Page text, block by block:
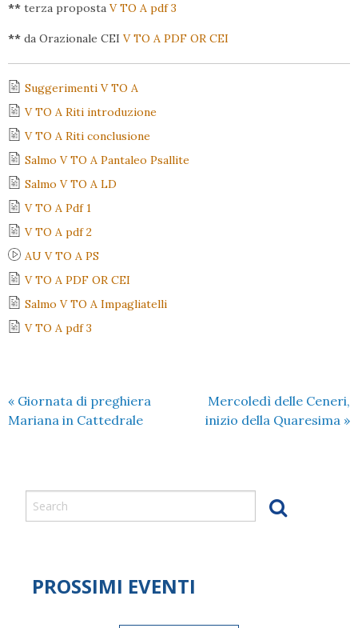
** terza proposta V TO A pdf 3
** da Orazionale CEI V TO A PDF OR CEI
Suggerimenti V TO A
V TO A Riti introduzione
V TO A Riti conclusione
Salmo V TO A Pantaleo Psallite
Salmo V TO A LD
V TO A Pdf 1
V TO A pdf 2
AU V TO A PS
V TO A PDF OR CEI
Salmo V TO A Impagliatelli
V TO A pdf 3
« Giornata di preghiera
Mariana in Cattedrale
Mercoledì delle Ceneri,
inizio della Quaresima »
PROSSIMI EVENTI